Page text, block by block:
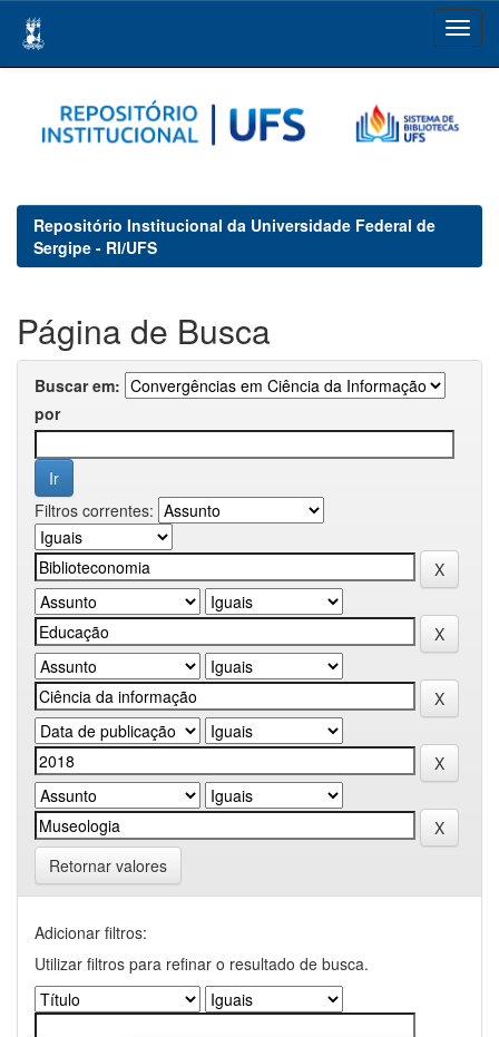
navigation
Repositório Institucional da Universidade Federal de
Sergipe - RI/UFS
Página de Busca
Buscar em:
por
Filtros correntes:
Retornar valores
Adicionar filtros:
Utilizar filtros para refinar o resultado de busca.